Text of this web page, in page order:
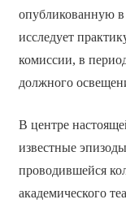
опубликованную в
исследует
комиссии, в
должного
В центре
известные
проводившейся
академического